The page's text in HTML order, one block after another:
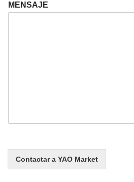
MENSAJE
Contactar a YAO Market